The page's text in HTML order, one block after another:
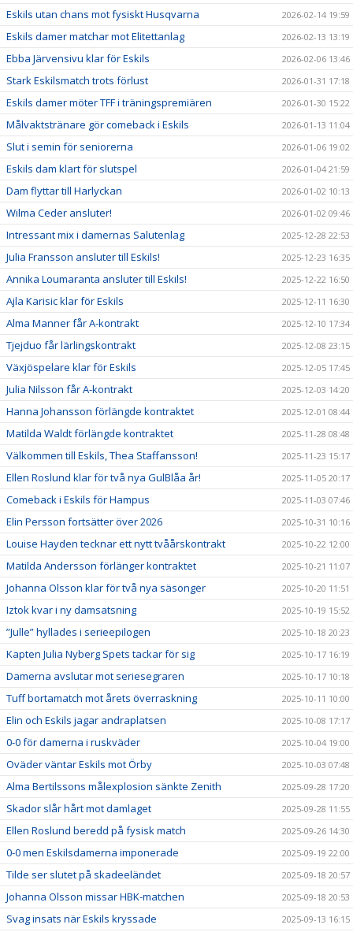
Eskils utan chans mot fysiskt Husqvarna 2026-02-14 19:59
Eskils damer matchar mot Elitettanlag 2026-02-13 13:19
Ebba Järvensivu klar för Eskils 2026-02-06 13:46
Stark Eskilsmatch trots förlust 2026-01-31 17:18
Eskils damer möter TFF i träningspremiären 2026-01-30 15:22
Målvaktstränare gör comeback i Eskils 2026-01-13 11:04
Slut i semin för seniorerna 2026-01-06 19:02
Eskils dam klart för slutspel 2026-01-04 21:59
Dam flyttar till Harlyckan 2026-01-02 10:13
Wilma Ceder ansluter! 2026-01-02 09:46
Intressant mix i damernas Salutenlag 2025-12-28 22:53
Julia Fransson ansluter till Eskils! 2025-12-23 16:35
Annika Loumaranta ansluter till Eskils! 2025-12-22 16:50
Ajla Karisic klar för Eskils 2025-12-11 16:30
Alma Manner får A-kontrakt 2025-12-10 17:34
Tjejduo får lärlingskontrakt 2025-12-08 23:15
Växjöspelare klar för Eskils 2025-12-05 17:45
Julia Nilsson får A-kontrakt 2025-12-03 14:20
Hanna Johansson förlängde kontraktet 2025-12-01 08:44
Matilda Waldt förlängde kontraktet 2025-11-28 08:48
Välkommen till Eskils, Thea Staffansson! 2025-11-23 15:17
Ellen Roslund klar för två nya GulBlåa år! 2025-11-05 20:17
Comeback i Eskils för Hampus 2025-11-03 07:46
Elin Persson fortsätter över 2026 2025-10-31 10:16
Louise Hayden tecknar ett nytt tvåårskontrakt 2025-10-22 12:00
Matilda Andersson förlänger kontraktet 2025-10-21 11:07
Johanna Olsson klar för två nya säsonger 2025-10-20 11:51
Iztok kvar i ny damsatsning 2025-10-19 15:52
”Julle” hyllades i serieepilogen 2025-10-18 20:23
Kapten Julia Nyberg Spets tackar för sig 2025-10-17 16:19
Damerna avslutar mot seriesegraren 2025-10-17 10:18
Tuff bortamatch mot årets överraskning 2025-10-11 10:00
Elin och Eskils jagar andraplatsen 2025-10-08 17:17
0-0 för damerna i ruskväder 2025-10-04 19:00
Oväder väntar Eskils mot Örby 2025-10-03 07:48
Alma Bertilssons målexplosion sänkte Zenith 2025-09-28 17:20
Skador slår hårt mot damlaget 2025-09-28 11:55
Ellen Roslund beredd på fysisk match 2025-09-26 14:30
0-0 men Eskilsdamerna imponerade 2025-09-19 22:00
Tilde ser slutet på skadeeländet 2025-09-18 20:57
Johanna Olsson missar HBK-matchen 2025-09-18 20:53
Svag insats när Eskils kryssade 2025-09-13 16:15